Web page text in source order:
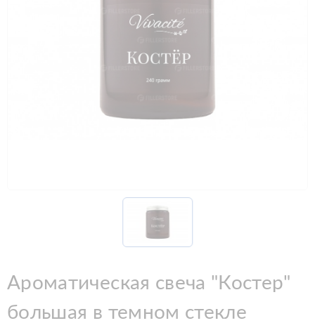
Ароматическая свеча "Костер"
большая в темном стекле